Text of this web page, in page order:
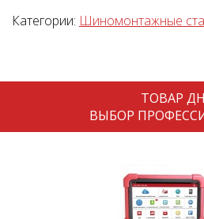
Категории: Шиномонтажные
ТОВАР
ВЫБОР